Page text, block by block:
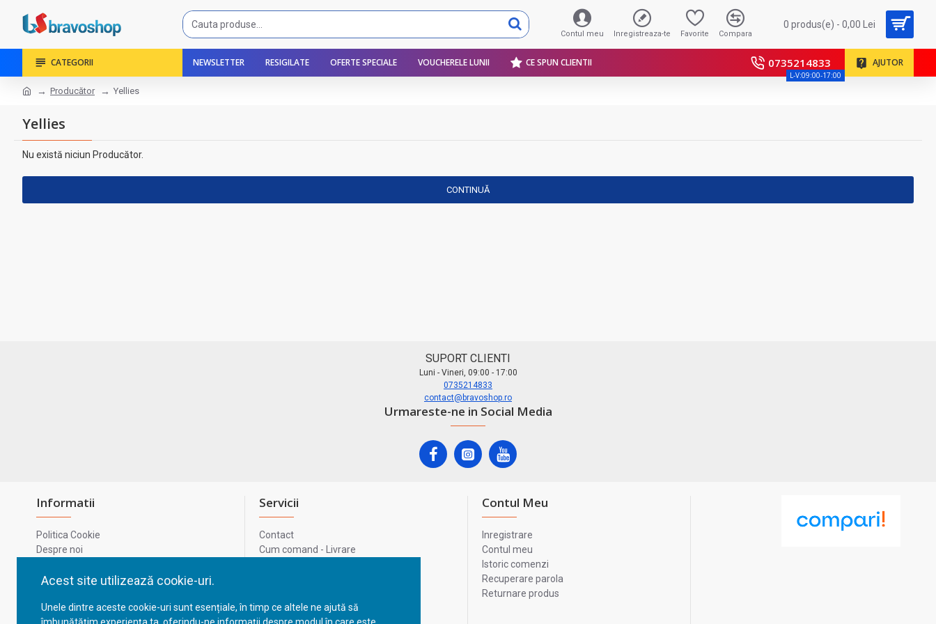
Acest site utilizează cookie-uri.
Unele dintre aceste cookie-uri sunt esențiale, în timp ce altele ne ajută să
Contul meu Inregistreaza-te Favorite Compara
0 produs(e) - 0,00 Lei
CATEGORII NEWSLETTER RESIGILATE OFERTE SPECIALE VOUCHERELE LUNII CE SPUN CLIENTII 0735214833
L-V:09:00-17:00
AJUTOR
Producător Yellies
Yellies
Nu există niciun Producător.
CONTINUĂ
SUPORT CLIENTI
Luni - Vineri, 09:00 - 17:00
0735214833
contact@bravoshop.ro
Urmareste-ne in Social Media
Informatii
Politica Cookie
Despre noi
Confidentialitate
GDPR - Datele tale
Servicii
Contact
Cum comand - Livrare
ANPC
Contul Meu
Inregistrare
Contul meu
Istoric comenzi
Recuperare parola
Returnare produs